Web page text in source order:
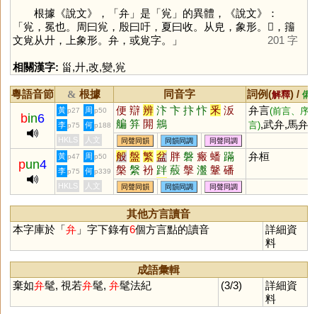
根據《說文》，「弁」是「㝸 」的異體，《說文》：
「㝸，冕也。周曰㝸，殷曰吁，夏曰收。从皃，象形。𢍘，籒
文覍从廾，上象形。弁，或覍字。」
201 字
相關漢字: 甾,廾,改,變,㝸
粵語音節 & 根據 同音字 詞例(解釋) / 備
bin6
黃 p27 周 p50 便 辯 辨 汴 卞 抃 忭 釆 汳
艑 笲 閞 鴘
弁言(前言、序
言),武弁,馬弁,
李 p75 何 p188
HKLS 人文 同聲同韻 同韻同調 同聲同調
pun4
黃 p47 周 p50 般 盤 繁 盆 胖 磐 瘢 蟠 蹣
槃 縏 衯 跘 蒰 搫 瀊 鞶 磻
幋 媻 湓 洀
弁桓
李 p75 何 p339
HKLS 人文 同聲同韻 同韻同調 同聲同調
其他方言讀音
本字庫於「弁」字下錄有6個方言點的讀音
詳細資
料
成語彙輯
棄如弁髦, 視若弁髦, 弁髦法紀 (3/3)
詳細資
料